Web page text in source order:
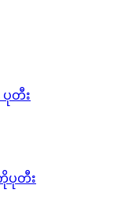
ပုတီး
ကိုပုတီး